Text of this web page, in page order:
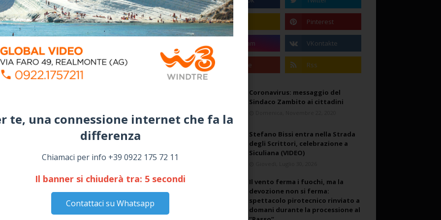
te, una connessione internet che fa la
differenza​
Chiamaci per info +39 0922 175 72 11
Il banner si chiuderà tra: 4 secondi
Contattaci su Whatsapp
Coronavirus: messaggio del
Sindaco Zambito ai cittadini
Stefano Bissi entra nella Strada
degli Scrittori, celebrazione a
Siculiana (VIDEO)
Il vento ferma i fuochi, ma la
devozione non si ferma:
spettacolo pirotecnico rinviato a
domani durante la processione al